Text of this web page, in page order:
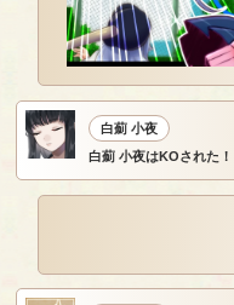
白薊 小夜
白薊 小夜はKOされた！